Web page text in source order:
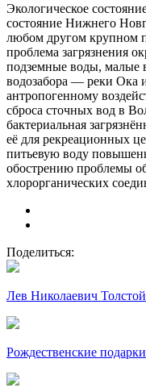
Экологическое
состояние Нижнего
любом другом крупном
проблема загрязнения
подземные воды, малые
водозабора — реки Ока
антропогенному
сброса сточных вод в
бактериальная
её для рекреационных
питьевую воду
обострению проблемы
хлорорганических
Поделиться:
Лев Николаевич
Рождественские